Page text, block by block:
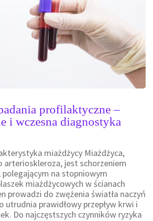
profilaktyczne –
i wczesna diagnostyka
miażdżycy Miażdżyca,
arterioskleroza, jest schorzeniem
polegającym na stopniowym
miażdżycowych w ścianach
prowadzi do zwężenia światła naczyń
utrudnia prawidłowy przepływ krwi i
Do najczęstszych czynników ryzyka